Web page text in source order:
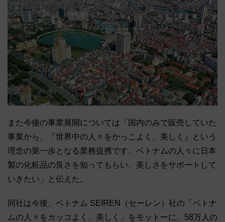
また今後の事業展開については「国内のみで販売していた
事業から、『世界中の人々をかっこよく、美しく』という
理念の第一歩となる業務提携です。ベトナムの人々に日本
製の化粧品の良さを知ってもらい、美しさをサポートして
いきたい」と伝えた。
同社は今後、ベトナム SEIREN（セーレン）社の「ベトナ
ムの人々をカッコよく、美しく」をモットーに、58万人の